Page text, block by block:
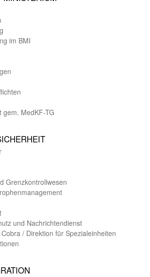
im BMI
gem. MedKF-TG
Grenzkontrollwesen
und Nach­richten­dienst
/ Direktion für Spezialeinheiten